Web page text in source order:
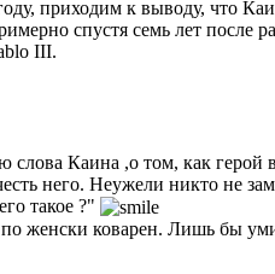
приходим к выводу, что
спустя семь лет после
III.
Каина ,о том, как герой
него. Неужели никто не
такое ?"
женски коварен. Лишь бы